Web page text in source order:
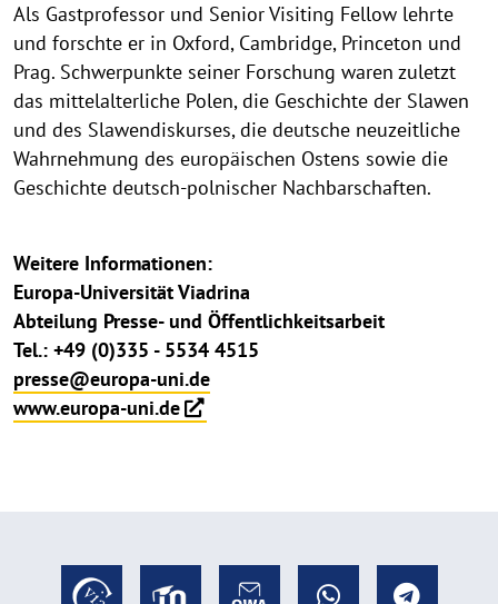
Als Gastprofessor und Senior Visiting Fellow lehrte
und forschte er in Oxford, Cambridge, Princeton und
Prag. Schwerpunkte seiner Forschung waren zuletzt
das mittelalterliche Polen, die Geschichte der Slawen
und des Slawendiskurses, die deutsche neuzeitliche
Wahrnehmung des europäischen Ostens sowie die
Geschichte deutsch-polnischer Nachbarschaften.
Weitere Informationen:
Europa-Universität Viadrina
Abteilung Presse- und Öffentlichkeitsarbeit
Tel.: +49 (0)335 - 5534 4515
presse@europa-uni.de
www.europa-uni.de